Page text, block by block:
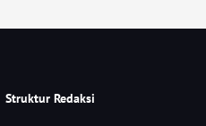
Struktur Redaksi